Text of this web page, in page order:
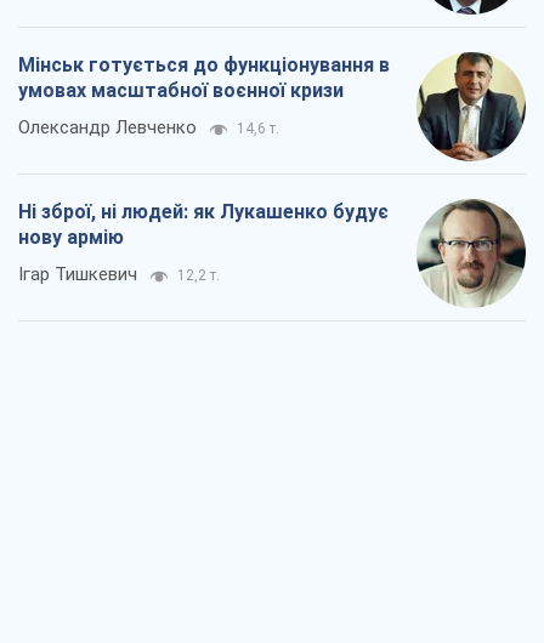
Мінськ готується до функціонування в
умовах масштабної воєнної кризи
Олександр Левченко 14,6 т.
Ні зброї, ні людей: як Лукашенко будує
нову армію
Ігар Тишкевич 12,2 т.